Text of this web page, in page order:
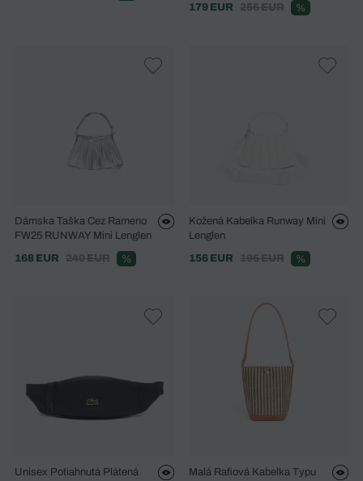
179 EUR
255 EUR %
Dámska Taška Cez Rameno
FW25 RUNWAY Mini Lenglen
168 EUR
240 EUR %
Kožená Kabelka Runway Mini
Lenglen
156 EUR
195 EUR %
Unisex Potiahnutá Plátená
Malá Rafiová Kabelka Typu